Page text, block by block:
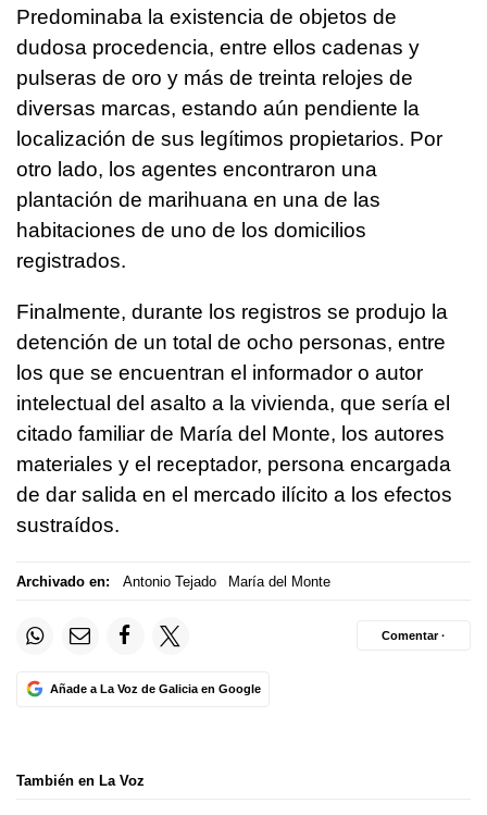
Predominaba la existencia de objetos de
dudosa procedencia, entre ellos cadenas y
pulseras de oro y más de treinta relojes de
diversas marcas, estando aún pendiente la
localización de sus legítimos propietarios. Por
otro lado, los agentes encontraron una
plantación de marihuana en una de las
habitaciones de uno de los domicilios
registrados.
Finalmente, durante los registros se produjo la
detención de un total de ocho personas, entre
los que se encuentran el informador o autor
intelectual del asalto a la vivienda, que sería el
citado familiar de María del Monte, los autores
materiales y el receptador, persona encargada
de dar salida en el mercado ilícito a los efectos
sustraídos.
Archivado en: Antonio Tejado María del Monte
Añade a La Voz de Galicia en Google
Comentar ·
También en La Voz